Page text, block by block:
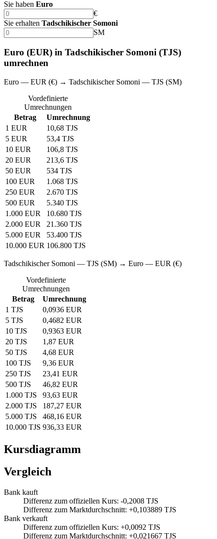
Sie haben Euro
€
Sie erhalten Tadschikischer Somoni
SM
Euro (EUR) in Tadschikischer Somoni (TJS)
umrechnen
Euro — EUR (€) → Tadschikischer Somoni — TJS (SM)
Vordefinierte
Umrechnungen
Betrag
Umrechnung
1 EUR
10,68 TJS
5 EUR
53,4 TJS
10 EUR
106,8 TJS
20 EUR
213,6 TJS
50 EUR
534 TJS
100 EUR
1.068 TJS
250 EUR
2.670 TJS
500 EUR
5.340 TJS
1.000 EUR
10.680 TJS
2.000 EUR
21.360 TJS
5.000 EUR
53.400 TJS
10.000 EUR 106.800 TJS
Tadschikischer Somoni — TJS (SM) → Euro — EUR (€)
Vordefinierte
Umrechnungen
Betrag
Umrechnung
1 TJS
0,0936 EUR
5 TJS
0,4682 EUR
10 TJS
0,9363 EUR
20 TJS
1,87 EUR
50 TJS
4,68 EUR
100 TJS
9,36 EUR
250 TJS
23,41 EUR
500 TJS
46,82 EUR
1.000 TJS
93,63 EUR
2.000 TJS
187,27 EUR
5.000 TJS
468,16 EUR
10.000 TJS 936,33 EUR
Kursdiagramm
Vergleich
Bank kauft
Differenz zum offiziellen Kurs: -0,2008 TJS
Differenz zum Marktdurchschnitt: +0,103889 TJS
Bank verkauft
Differenz zum offiziellen Kurs: +0,0092 TJS
Differenz zum Marktdurchschnitt: +0,021667 TJS